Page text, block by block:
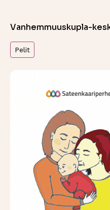
Vanhemmuuskupla-
Pelit